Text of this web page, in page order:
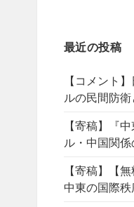
最近の投稿
【コメント
ルの民間防
【寄稿】『
ル・中国関
【寄稿】【
中東の国際